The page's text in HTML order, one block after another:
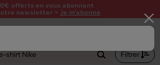
offerts en vous abonnant
newsletter > Je m'abonne
Filtrer